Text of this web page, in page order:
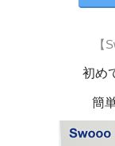
【
初め
簡